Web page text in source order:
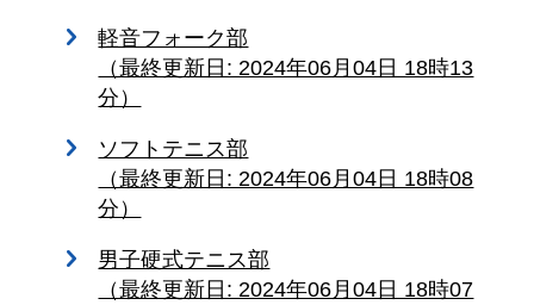
軽音フォーク部
（最終更新日: 2024年06月04日 18時13
分）
ソフトテニス部
（最終更新日: 2024年06月04日 18時08
分）
男子硬式テニス部
（最終更新日: 2024年06月04日 18時07